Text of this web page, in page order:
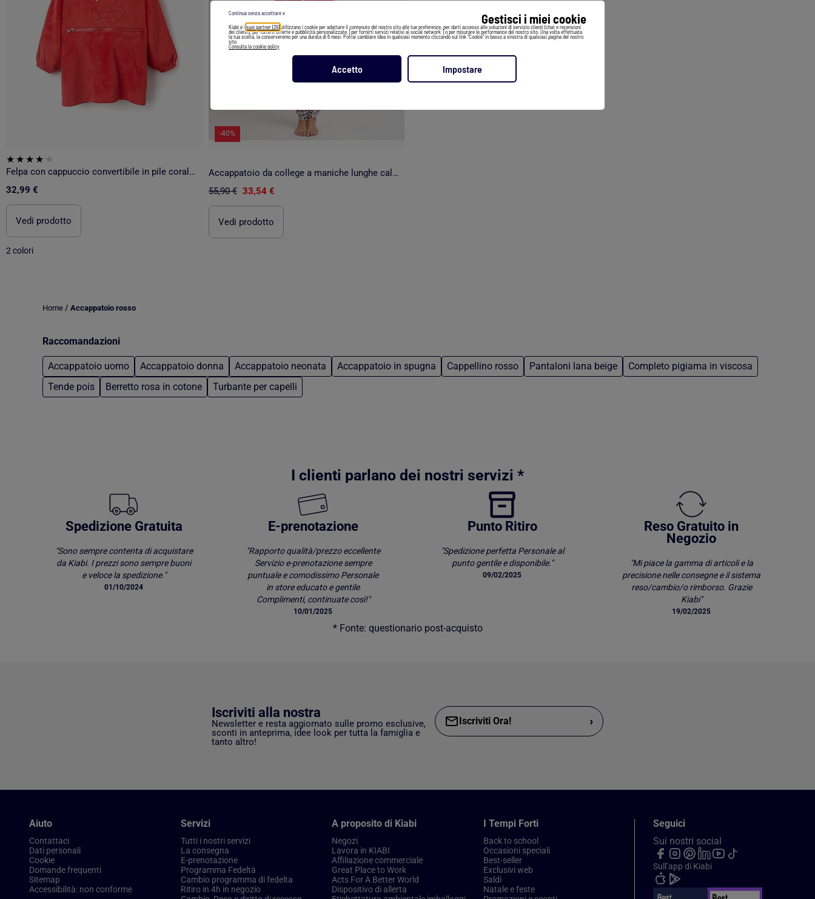
Gestisci i miei cookie
Kiabi e i suoi partner (29) utilizzano i cookie per adattare il contenuto del nostro sito alle tue preferenze, per darti accesso alle soluzioni di servizio clienti (chat e recensioni
dei clienti), per fornirti offerte e pubblicità personalizzate, [per fornirti servizi relativi ai social network ] o per misurare le performance del nostro sito. Una volta effettuata
la tua scelta, la conserveremo per una durata di 6 mesi. Potrai cambiare idea in qualsiasi momento cliccando sul link "Cookie" in basso a sinistra di qualsiasi pagina del nostro
sito.
Consulta la cookie policy
Accetto Impostare
Continua senza accettare x
Felpa con cappuccio convertibile in pile coral 'monsters of emotions'
32,99 €
Vedi prodotto
2 colori
-40%
Accappatoio da college a maniche lunghe caldo Disney Minnie Mouse per donna
55,90 € 33,54 €
Vedi prodotto
Home / Accappatoio rosso
Raccomandazioni
Accappatoio uomo Accappatoio donna Accappatoio neonata Accappatoio in spugna Cappellino rosso Pantaloni lana beige
Completo pigiama in viscosa
Tende pois
Berretto rosa in cotone Turbante per capelli
I clienti parlano dei nostri servizi *
Spedizione Gratuita
"Sono sempre contenta di acquistare
da Kiabi. I prezzi sono sempre buoni
e veloce la spedizione."
01/10/2024
E-prenotazione
"Rapporto qualità/prezzo eccellente
Servizio e-prenotazione sempre
puntuale e comodissimo Personale
in store educato e gentile
Complimenti, continuate così!"
10/01/2025
Punto Ritiro
"Spedizione perfetta Personale al
punto gentile e disponibile."
09/02/2025
Reso Gratuito in
Negozio
"Mi piace la gamma di articoli e la
precisione nelle consegne e il sistema
reso/cambio/o rimborso. Grazie
Kiabi"
19/02/2025
* Fonte: questionario post-acquisto
Iscriviti alla nostra
Newsletter e resta aggiornato sulle promo esclusive,
sconti in anteprima, idee look per tutta la famiglia e
tanto altro!
Iscriviti Ora! ›
Aiuto
Contattaci
Dati personali
Cookie
Domande frequenti
Sitemap
Accessibilità: non conforme
Servizi
Tutti i nostri servizi
La consegna
E-prenotazione
Programma Fedeltà
Cambio programma di fedelta
Ritiro in 4h in negozio
A proposito di Kiabi
Negozi
Lavora in KIABI
Affiliazione commerciale
Great Place to Work
Acts For A Better World
Dispositivo di allerta
I Tempi Forti
Back to school
Occasioni speciali
Best-seller
Exclusivi web
Saldi
Natale e feste
Seguici
Sui nostri social
Sull’app di Kiabi